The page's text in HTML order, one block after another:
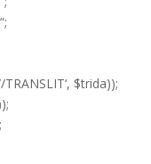
$trida));